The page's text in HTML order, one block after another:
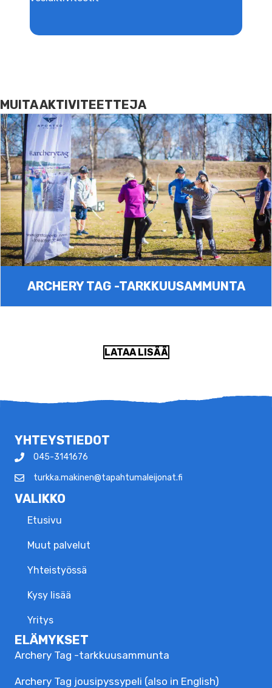
MUITA AKTIVITEETTEJA
ARCHERY TAG -TARKKUUSAMMUNTA
LATAA LISÄÄ
YHTEYSTIEDOT
045-3141676
turkka.makinen@tapahtumaleijonat.fi
VALIKKO
Etusivu
Muut palvelut
Yhteistyössä
Kysy lisää
Yritys
ELÄMYKSET
Archery Tag -tarkkuusammunta
Archery Tag jousipyssypeli (also in English)